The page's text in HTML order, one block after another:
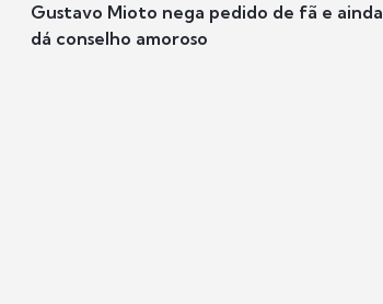
Gustavo Mioto nega pedido de fã e ainda
dá conselho amoroso